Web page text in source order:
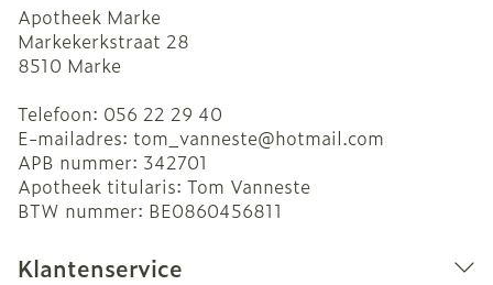
Apotheek Marke
Markekerkstraat 28
8510 Marke
Telefoon: 056 22 29 40
E-mailadres: tom_vanneste@hotmail.com
APB nummer: 342701
Apotheek titularis: Tom Vanneste
BTW nummer: BE0860456811
Klantenservice